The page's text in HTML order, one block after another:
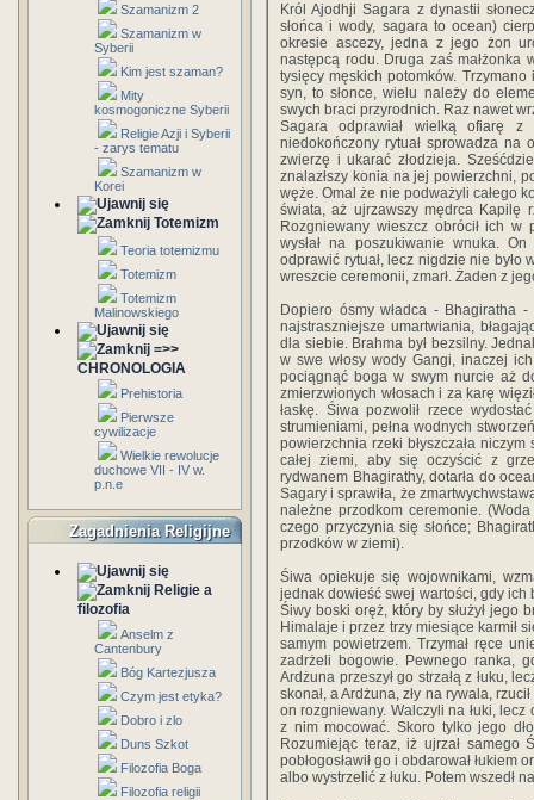
Szamanizm 2
Szamanizm w
Syberii
Kim jest szaman?
Mity
kosmogoniczne Syberii
Religie Azji i Syberii
- zarys tematu
Szamanizm w
Korei
Totemizm
Teoria totemizmu
Totemizm
Totemizm
Malinowskiego
=>>
CHRONOLOGIA
Prehistoria
Pierwsze
cywilizacje
Wielkie rewolucje
duchowe VII - IV w.
p.n.e
Zagadnienia Religijne
Religie a
filozofia
Anselm z
Cantenbury
Bóg Kartezjusza
Czym jest etyka?
Dobro i zlo
Duns Szkot
Filozofia Boga
Filozofia religii
Król Ajodhji Sagara z dynastii
słońca i wody, sagara to ocean)
okresie ascezy, jedna z jego żon
następcą rodu. Druga zaś małżonka
tysięcy męskich potomków.
syn, to słonce, wielu należy do
swych braci przyrodnich. Raz nawet
Sagara odprawiał wielką ofiarę
niedokończony rytuał sprowadza na
zwierzę i ukarać złodzieja.
znalazłszy konia na jej powierzchni,
węże. Omal że nie podważyli całego
świata, aż ujrzawszy mędrca Kapilę
Rozgniewany wieszcz obrócił ich w
wysłał na poszukiwanie wnuka.
odprawić rytuał, lecz nigdzie nie było
wreszcie ceremonii, zmarł. Żaden z
Dopiero ósmy władca - Bhagiratha
najstraszniejsze umartwiania,
dla siebie. Brahma był bezsilny.
w swe włosy wody Gangi, inaczej
pociągnąć boga w swym nurcie aż
zmierzwionych włosach i za karę
łaskę. Śiwa pozwolił rzece
strumieniami, pełna wodnych
powierzchnia rzeki błyszczała
całej ziemi, aby się oczyścić z
rydwanem Bhagirathy, dotarła do
Sagary i sprawiła, że
należne przodkom ceremonie.
czego przyczynia się słońce;
przodków w ziemi).
Śiwa opiekuje się wojownikami,
jednak dowieść swej wartości, gdy ich
Śiwy boski oręż, który by służył jego
Himalaje i przez trzy miesiące karmił
samym powietrzem. Trzymał ręce
zadrżeli bogowie. Pewnego ranka,
Ardżuna przeszył go strzałą z łuku,
skonał, a Ardżuna, zły na rywala,
on rozgniewany. Walczyli na łuki, lecz
z nim mocować. Skoro tylko jego
Rozumiejąc teraz, iż ujrzał samego
pobłogosławił go i obdarował łukiem
albo wystrzelić z łuku. Potem wszedł